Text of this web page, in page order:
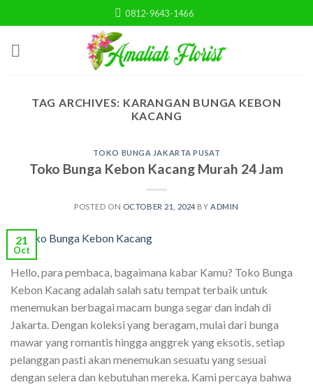
to
content
0812-9643-1466
TAG ARCHIVES: KARANGAN BUNGA KEBON
KACANG
TOKO BUNGA JAKARTA PUSAT
Toko Bunga Kebon Kacang Murah 24 Jam
POSTED ON OCTOBER 21, 2024 BY ADMIN
21
Oct
Hello, para pembaca, bagaimana kabar Kamu? Toko Bunga
Kebon Kacang adalah salah satu tempat terbaik untuk
menemukan berbagai macam bunga segar dan indah di
Jakarta. Dengan koleksi yang beragam, mulai dari bunga
mawar yang romantis hingga anggrek yang eksotis, setiap
pelanggan pasti akan menemukan sesuatu yang sesuai
dengan selera dan kebutuhan mereka. Kami percaya bahwa